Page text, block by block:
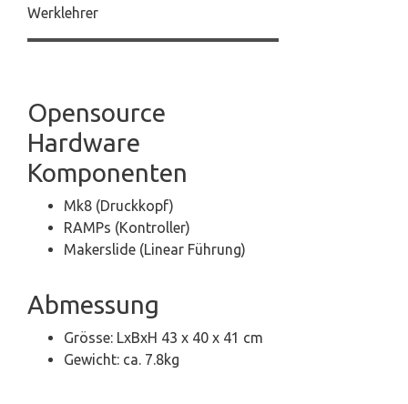
Werklehrer
Opensource
Hardware
Komponenten
Mk8 (Druckkopf)
RAMPs (Kontroller)
Makerslide (Linear Führung)
Abmessung
Grösse: LxBxH 43 x 40 x 41 cm
Gewicht: ca. 7.8kg